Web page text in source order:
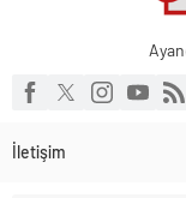
İletişim